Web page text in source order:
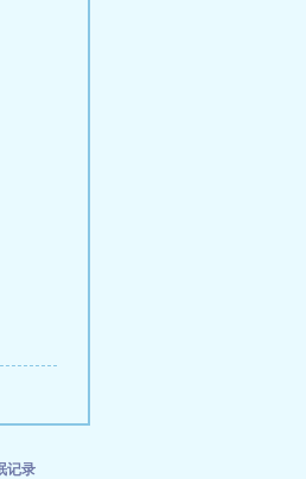
记录